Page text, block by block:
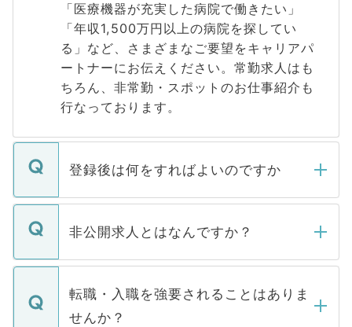
「医療機器が充実した病院で働きたい」
「年収1,500万円以上の病院を探してい
る」など、さまざまなご要望をキャリアパ
ートナーにお伝えください。常勤求人はも
ちろん、非常勤・スポットのお仕事紹介も
行なっております。
登録後は何をすればよいのですか
ご登録いただきましたら、弊社担当者がご
登録内容を確認し、その後メールもしくは
ます。通常、5営業日以内にはご連絡をせて
いただきますので、しばらくお待ちくださ
非公開求人とはなんですか？
マイナビDOCTORで取り扱っている求人の
うち約3割は、Webサイトからご覧いただ
けない「非公開求人」です。非公開求人は
転職・入職を強要されることはありま
せんか？